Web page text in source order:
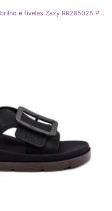
Flipes femininas perfumadas com brilho e fivelas Zaxy RR285025 Pink sujo rosa